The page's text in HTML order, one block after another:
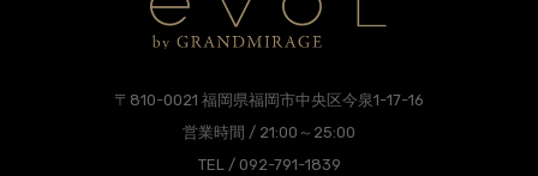
〒810-0021 福岡県福岡市中央区今泉1-17-16
営業時間 / 21:00～25:00
TEL / 092-791-1839